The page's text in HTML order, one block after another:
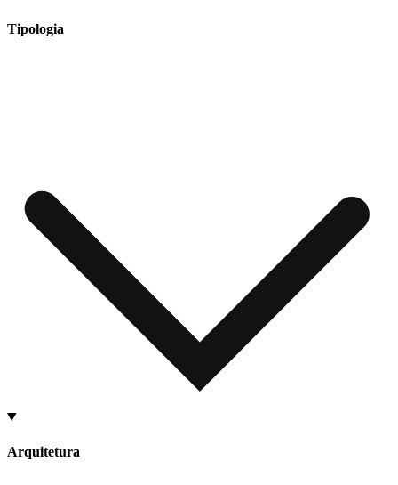
Tipologia
Arquitetura